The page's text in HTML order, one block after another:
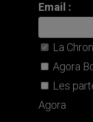
Email :
La
Agora
Les
Agora